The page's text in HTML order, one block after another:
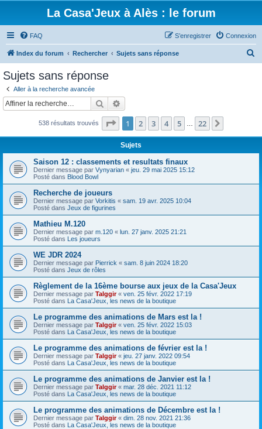
La Casa'Jeux à Alès : le forum
FAQ Connexion
S’enregistrer
Index du forum Rechercher Sujets sans réponse
c
Sujets sans réponse
Aller à la recherche avancée
Rechercher
538 résultats trouvés Page 1sur22
1 2 3 4 5 22
Sujets
Saison 12 : classements et resultats finaux
Dernier message par Vynyarian « jeu. 29 mai 2025 15:12
Posté dans Blood Bowl
Recherche de joueurs
Dernier message par Vorkitis « sam. 19 avr. 2025 10:04
Posté dans Jeux de figurines
Mathieu M.120
Dernier message par m.120 « lun. 27 janv. 2025 21:21
Posté dans Les joueurs
WE JDR 2024
Dernier message par Pierrick « sam. 8 juin 2024 18:20
Posté dans Jeux de rôles
Règlement de la 16ème bourse aux jeux de la Casa'Jeux
Dernier message par Talggir« ven. 25 févr. 2022 17:19
Posté dans La Casa'Jeux, les news de la boutique
Le programme des animations de Mars est la !
Dernier message par Talggir« ven. 25 févr. 2022 15:03
Posté dans La Casa'Jeux, les news de la boutique
Le programme des animations de février est la !
Dernier message par Talggir« jeu. 27 janv. 2022 09:54
Posté dans La Casa'Jeux, les news de la boutique
Le programme des animations de Janvier est la !
Dernier message par Talggir« mar. 28 déc. 2021 11:12
Posté dans La Casa'Jeux, les news de la boutique
Le programme des animations de Décembre est la !
Dernier message par Talggir« dim. 28 nov. 2021 21:36
Posté dans La Casa'Jeux, les news de la boutique